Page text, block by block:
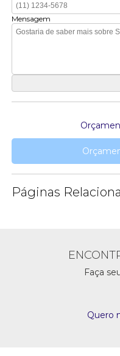
Mensagem
Páginas
Faça
Quero